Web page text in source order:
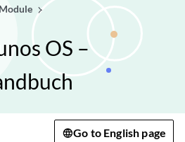
OS –
Go to English page